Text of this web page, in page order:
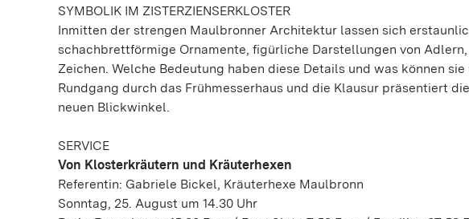
SYMBOLIK IM ZISTERZIENSERKLOSTER
Inmitten der strengen Maulbronner Architektur lassen sich
schachbrettförmige Ornamente, figürliche Darstellungen von
Zeichen. Welche Bedeutung haben diese Details und was können
Rundgang durch das Frühmesserhaus und die Klausur präsentiert
neuen Blickwinkel.
SERVICE
Von Klosterkräutern und Kräuterhexen
Referentin: Gabriele Bickel, Kräuterhexe Maulbronn
Sonntag, 25. August um 14.30 Uhr